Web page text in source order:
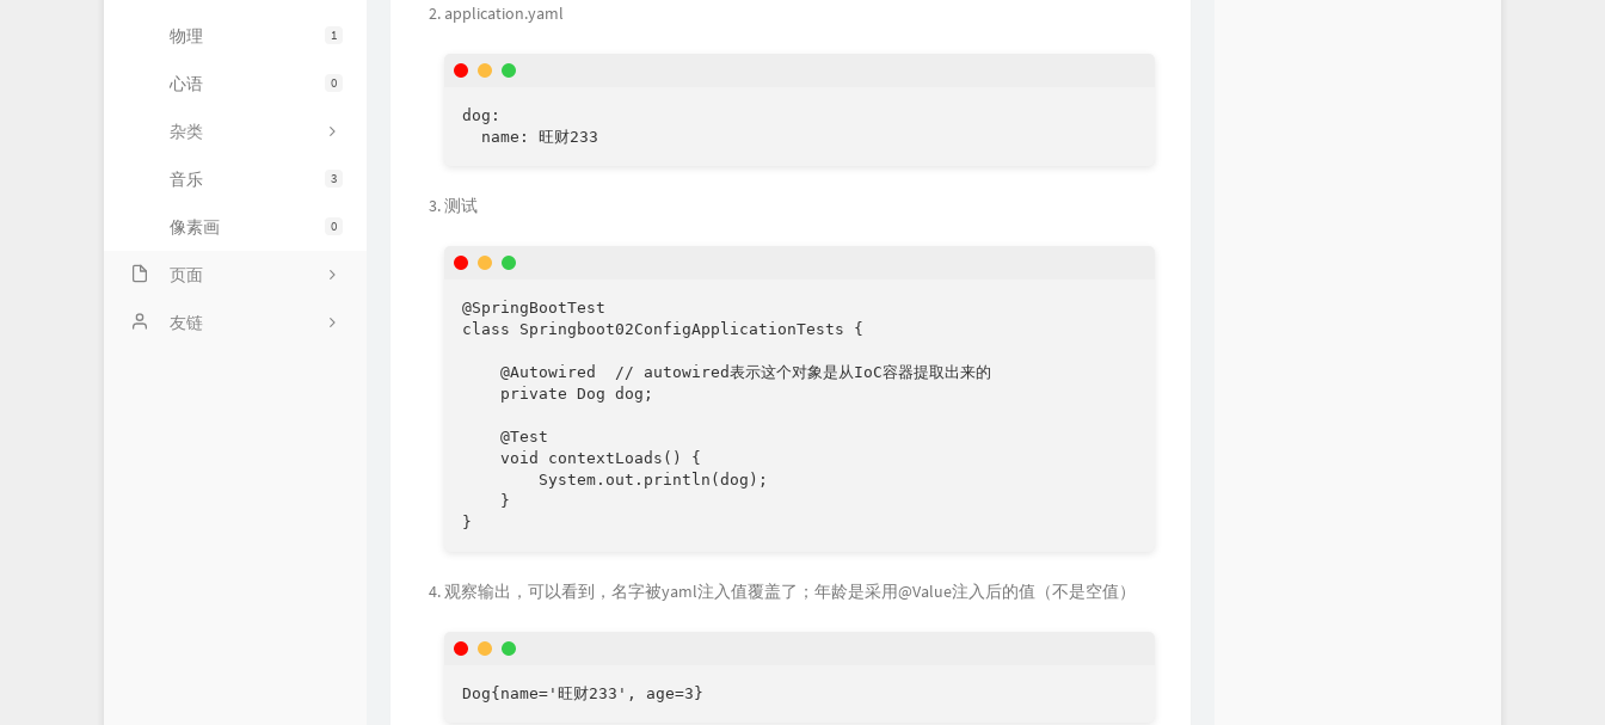
1
物理
0
心语
杂类
3
音乐
0
像素画
页面
仓库友链
application.yaml
dog:
  name: 旺财233
测试
@SpringBootTest
class Springboot02ConfigApplicationTests {
@Autowired  // autowired表示这个对象是从IoC容器提取出来的
private Dog dog;
@Test
void contextLoads() {
System.out.println(dog);
}
}
观察输出，可以看到，名字被yaml注入值覆盖了；年龄是采用@Value注入后的值（不是空值）
Dog{name='旺财233', age=3}